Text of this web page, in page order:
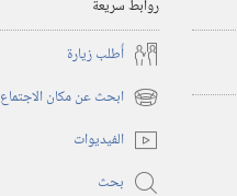
روابط سريعة
أُطلب زيارة
ابحث عن مكان الاجتماع (يفتح
نافذة
جديدة)
الفيديوات
بحث